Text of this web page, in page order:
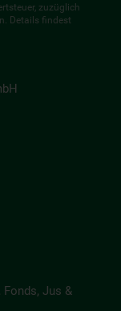
zuzüglich
Details findest
Jus &